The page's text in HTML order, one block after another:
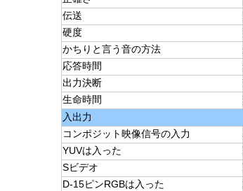
伝送
硬度
かちりと言う音の方法
応答時間
出力決断
生命時間
入出力
コンポジット映像信号の入力
YUVは入った
Sビデオ
D-15ピンRGBは入った